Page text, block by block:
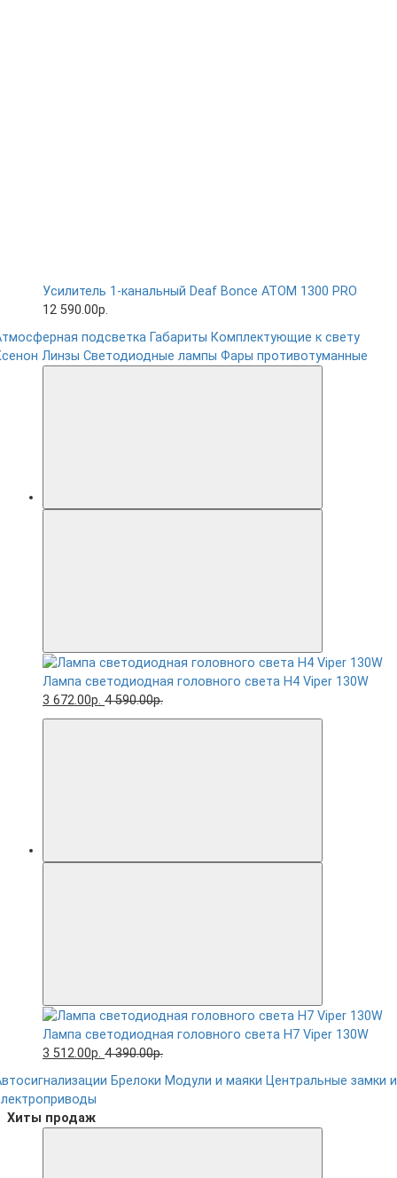
Усилитель 1-канальный Deaf Bonce ATOM 1300 PRO
12 590.00р.
подсветка Габариты Комплектующие к свету
Линзы Светодиодные лампы Фары противотуманные
Лампа светодиодная головного света H4 Viper 130W
3 672.00р. 4 590.00р.
Лампа светодиодная головного света H7 Viper 130W
3 512.00р. 4 390.00р.
Брелоки Модули и маяки Центральные замки и
Хиты продаж